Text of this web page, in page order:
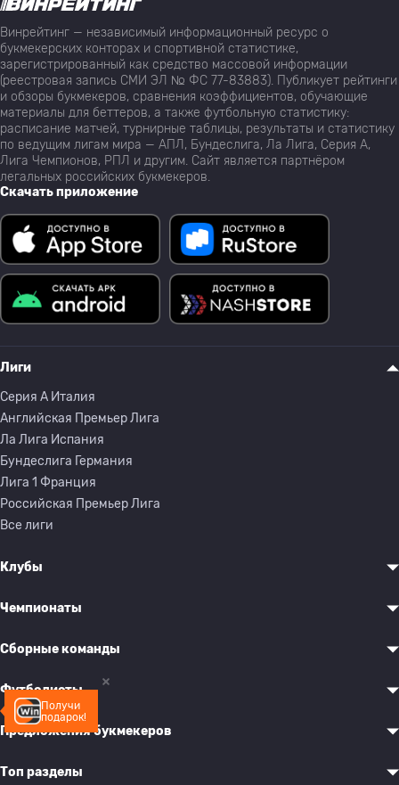
Получи
подарок!
Винрейтинг — независимый информационный ресурс о
букмекерских конторах и спортивной статистике,
зарегистрированный как средство массовой информации
(реестровая запись СМИ ЭЛ № ФС 77-83883). Публикует рейтинги
и обзоры букмекеров, сравнения коэффициентов, обучающие
материалы для беттеров, а также футбольную статистику:
расписание матчей, турнирные таблицы, результаты и статистику
по ведущим лигам мира — АПЛ, Бундеслига, Ла Лига, Серия А,
Лига Чемпионов, РПЛ и другим. Сайт является партнёром
легальных российских букмекеров.
Скачать приложение
Лиги
Серия A Италия
Английская Премьер Лига
Ла Лига Испания
Бундеслига Германия
Лига 1 Франция
Российская Премьер Лига
Все лиги
Клубы
Чемпионаты
Сборные команды
Футболисты
Предложения букмекеров
Топ разделы